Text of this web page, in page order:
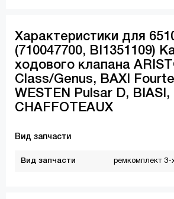
Характеристики для
(710047700, BI1351109)
ходового клапана
Class/Genus, BAXI
WESTEN Pulsar D, BIASI,
CHAFFOTEAUX
Вид запчасти
Вид запчасти ремкомплект 3-